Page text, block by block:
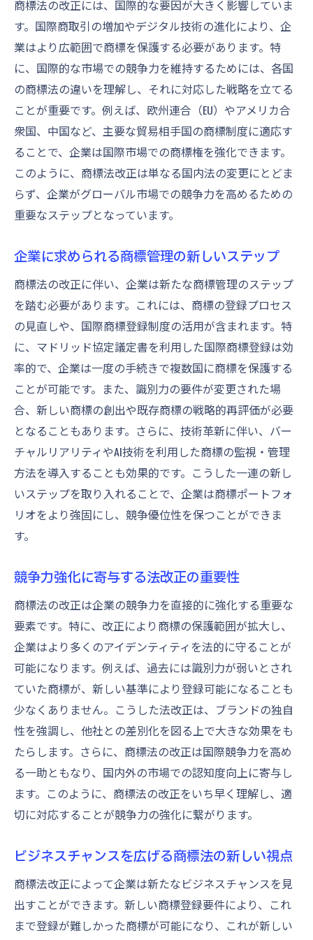
商標管理におけるリスクとその解決策
技術革新がもたらす商標管理の挑戦
新しい市場環境における商標登録戦略
商標管理ソリューションの活用法
効率的な商標管理のためのベストプラクテ
ィス
国際商取引の活発化が商標法に与える影響
グローバル市場での商標保護の必要性
国際的な商標法改正に伴う企業の課題
海外市場での商標戦略の再評価
商標登録における国際的な差異と対応
多国籍企業が直面する商標問題の解決策
技術革新時代における商標法の重要ポイント
技術革新が商標法に及ぼす影響の分析
デジタル時代における商標保護の新戦略
ブロックチェーン技術と商標管理の未来
AIの進化による商標法適用の可能性
技術革新がもたらす商標権の新たな展望
IoT時代の商標法改正対応策
企業競争力強化のための商標ポートフォリオ管
法
法改正に対応した商標ポートフォリオの見
直し
企業成長を促進する商標ポートフォリオ管
理
新たな市場機会を生む商標ポートフォリオ
競争優位性を維持する商標管理の秘訣
法改正を踏まえた商標戦略の見直し方法
法改正による商標戦略の再評価ポイント
商標戦略の見直しと法的リスクの軽減
法改正後の市場動向を踏まえた戦略開発
企業目標に沿った商標戦略の再構築
商標ポジショニングの再評価と最適化
商標法改正情報で確保する企業の競争優位性
最新の商標法改正情報を活用したビジネス
商標法の改正には、国際的な要因が大きく影響していま
す。国際商取引の増加やデジタル技術の進化により、企
業はより広範囲で商標を保護する必要があります。特
に、国際的な市場での競争力を維持するためには、各国
の商標法の違いを理解し、それに対応した戦略を立てる
ことが重要です。例えば、欧州連合（EU）やアメリカ合
衆国、中国など、主要な貿易相手国の商標制度に適応す
ることで、企業は国際市場での商標権を強化できます。
このように、商標法改正は単なる国内法の変更にとどま
らず、企業がグローバル市場での競争力を高めるための
重要なステップとなっています。
企業に求められる商標管理の新しいステップ
商標法の改正に伴い、企業は新たな商標管理のステップ
を踏む必要があります。これには、商標の登録プロセス
の見直しや、国際商標登録制度の活用が含まれます。特
に、マドリッド協定議定書を利用した国際商標登録は効
率的で、企業は一度の手続きで複数国に商標を保護する
ことが可能です。また、識別力の要件が変更された場
合、新しい商標の創出や既存商標の戦略的再評価が必要
となることもあります。さらに、技術革新に伴い、バー
チャルリアリティやAI技術を利用した商標の監視・管理
方法を導入することも効果的です。こうした一連の新し
いステップを取り入れることで、企業は商標ポートフォ
リオをより強固にし、競争優位性を保つことができま
す。
競争力強化に寄与する法改正の重要性
商標法の改正は企業の競争力を直接的に強化する重要な
要素です。特に、改正により商標の保護範囲が拡大し、
企業はより多くのアイデンティティを法的に守ることが
可能になります。例えば、過去には識別力が弱いとされ
ていた商標が、新しい基準により登録可能になることも
少なくありません。こうした法改正は、ブランドの独自
性を強調し、他社との差別化を図る上で大きな効果をも
たらします。さらに、商標法の改正は国際競争力を高め
る一助ともなり、国内外の市場での認知度向上に寄与し
ます。このように、商標法の改正をいち早く理解し、適
切に対応することが競争力の強化に繋がります。
ビジネスチャンスを広げる商標法の新しい視点
商標法改正によって企業は新たなビジネスチャンスを見
出すことができます。新しい商標登録要件により、これ
まで登録が難しかった商標が可能になり、これが新しい